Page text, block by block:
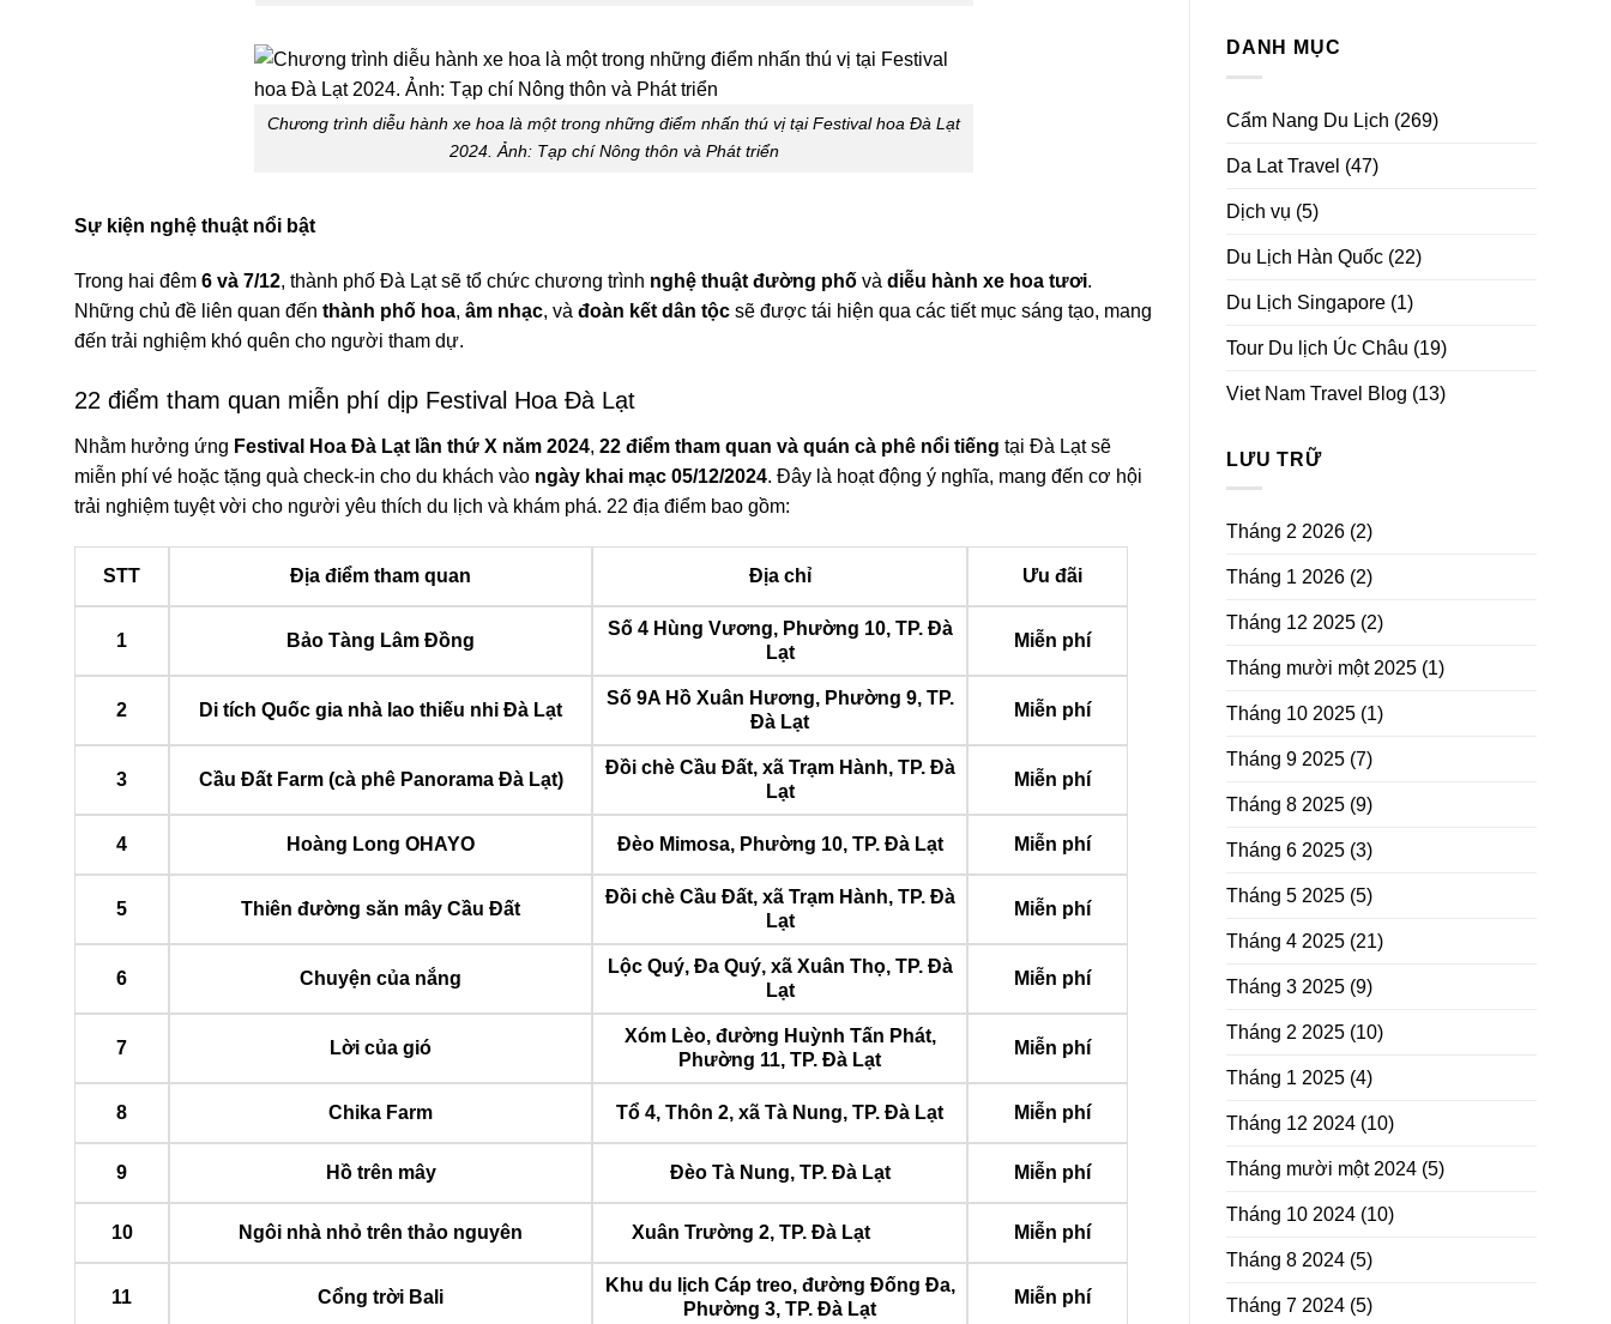
Chương trình diễu hành xe hoa là một trong những điểm nhấn thú vị tại Festival hoa Đà Lạt
2024. Ảnh: Tạp chí Nông thôn và Phát triển
Sự kiện nghệ thuật nổi bật
Trong hai đêm 6 và 7/12, thành phố Đà Lạt sẽ tổ chức chương trình nghệ thuật đường phố và diễu hành xe hoa tươi.
Những chủ đề liên quan đến thành phố hoa, âm nhạc, và đoàn kết dân tộc sẽ được tái hiện qua các tiết mục sáng tạo, mang
đến trải nghiệm khó quên cho người tham dự.
22 điểm tham quan miễn phí dịp Festival Hoa Đà Lạt
Nhằm hưởng ứng Festival Hoa Đà Lạt lần thứ X năm 2024, 22 điểm tham quan và quán cà phê nổi tiếng tại Đà Lạt sẽ
miễn phí vé hoặc tặng quà check-in cho du khách vào ngày khai mạc 05/12/2024. Đây là hoạt động ý nghĩa, mang đến cơ hội
trải nghiệm tuyệt vời cho người yêu thích du lịch và khám phá. 22 địa điểm bao gồm:
STT Địa điểm tham quan Địa chỉ Ưu đãi
1 Bảo Tàng Lâm Đồng
Số 4 Hùng Vương, Phường 10, TP. Đà
Lạt
Miễn phí
2 Di tích Quốc gia nhà lao thiếu nhi Đà Lạt
Số 9A Hồ Xuân Hương, Phường 9, TP.
Đà Lạt
Miễn phí
3 Cầu Đất Farm (cà phê Panorama Đà Lạt)
Đồi chè Cầu Đất, xã Trạm Hành, TP. Đà
Lạt
Miễn phí
4 Hoàng Long OHAYO Đèo Mimosa, Phường 10, TP. Đà Lạt Miễn phí
5 Thiên đường săn mây Cầu Đất
Đồi chè Cầu Đất, xã Trạm Hành, TP. Đà
Lạt
Miễn phí
6 Chuyện của nắng
Lộc Quý, Đa Quý, xã Xuân Thọ, TP. Đà
Lạt
Miễn phí
7 Lời của gió
Xóm Lèo, đường Huỳnh Tấn Phát,
Phường 11, TP. Đà Lạt
Miễn phí
8 Chika Farm Tổ 4, Thôn 2, xã Tà Nung, TP. Đà Lạt Miễn phí
9 Hồ trên mây Đèo Tà Nung, TP. Đà Lạt Miễn phí
10 Ngôi nhà nhỏ trên thảo nguyên Xuân Trường 2, TP. Đà Lạt Miễn phí
11 Cổng trời Bali
Khu du lịch Cáp treo, đường Đống Đa,
Phường 3, TP. Đà Lạt
Miễn phí
DANH MỤC
Cẩm Nang Du Lịch (269)
Da Lat Travel (47)
Dịch vụ (5)
Du Lịch Hàn Quốc (22)
Du Lịch Singapore (1)
Tour Du lịch Úc Châu (19)
Viet Nam Travel Blog (13)
LƯU TRỮ
Tháng 2 2026 (2)
Tháng 1 2026 (2)
Tháng 12 2025 (2)
Tháng mười một 2025 (1)
Tháng 10 2025 (1)
Tháng 9 2025 (7)
Tháng 8 2025 (9)
Tháng 6 2025 (3)
Tháng 5 2025 (5)
Tháng 4 2025 (21)
Tháng 3 2025 (9)
Tháng 2 2025 (10)
Tháng 1 2025 (4)
Tháng 12 2024 (10)
Tháng mười một 2024 (5)
Tháng 10 2024 (10)
Tháng 8 2024 (5)
Tháng 7 2024 (5)